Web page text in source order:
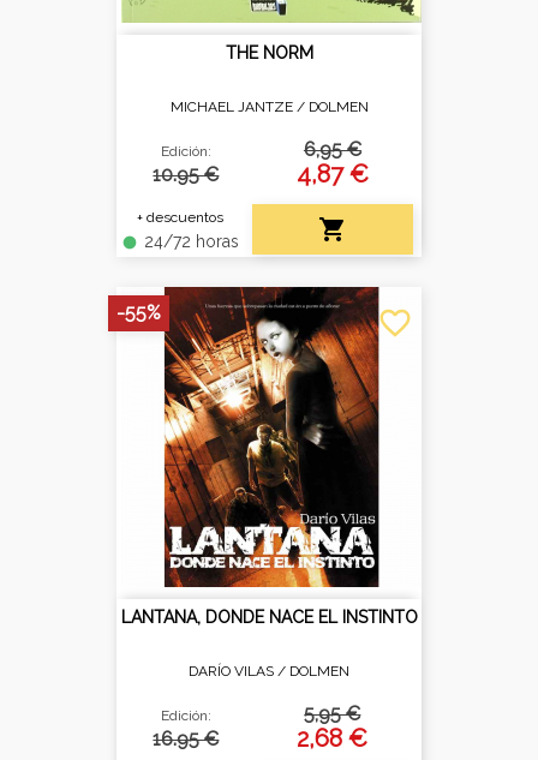
THE NORM
MICHAEL JANTZE / DOLMEN
Edición:
10.95 €
+ descuentos
fiber_manual_record 24/72 horas
6,95 €
4,87 €

LANTANA, DONDE NACE EL INSTINTO
DARÍO VILAS / DOLMEN
Edición:
16.95 €
5,95 €
2,68 €
favorite_border
-55%